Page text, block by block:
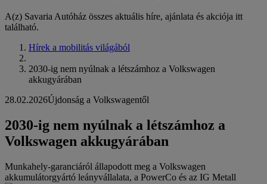
A(z) Savaria Autóház összes aktuális híre, ajánlata és akciója itt
található.
Hírek a mobilitás világából
2030-ig nem nyúlnak a létszámhoz a Volkswagen
akkugyárában
28.02.2026Újdonság a Volkswagentől
2030-ig nem nyúlnak a létszámhoz a
Volkswagen akkugyárában
Munkahely-garanciáról állapodott meg a Volkswagen
akkumulátorgyártó leányvállalata, a PowerCo és az IG Metall